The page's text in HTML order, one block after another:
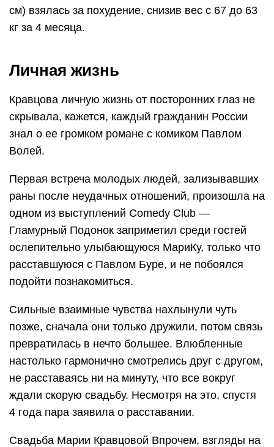
см) взялась за похудение, снизив вес с 67 до 63
кг за 4 месяца.
Личная жизнь
Кравцова личную жизнь от посторонних глаз не
скрывала, кажется, каждый гражданин России
знал о ее громком романе с комиком Павлом
Волей.
Первая встреча молодых людей, зализывавших
раны после неудачных отношений, произошла на
одном из выступлений Comedy Club —
Гламурный Подонок заприметил среди гостей
ослепительно улыбающуюся МариКу, только что
расставшуюся с Павлом Буре, и не побоялся
подойти познакомиться.
Сильные взаимные чувства нахлынули чуть
позже, сначала они только дружили, потом связь
превратилась в нечто большее. Влюбленные
настолько гармонично смотрелись друг с другом,
не расставаясь ни на минуту, что все вокруг
ждали скорую свадьбу. Несмотря на это, спустя
4 года пара заявила о расставании.
Свадьба Марии Кравцовой Впрочем, взгляды на